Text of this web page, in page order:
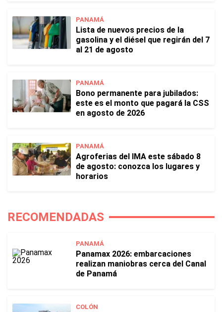
PANAMÁ
Lista de nuevos precios de la
gasolina y el diésel que regirán del 7
al 21 de agosto
PANAMÁ
Bono permanente para jubilados:
este es el monto que pagará la CSS
en agosto de 2026
PANAMÁ
Agroferias del IMA este sábado 8
de agosto: conozca los lugares y
horarios
RECOMENDADAS
PANAMÁ
Panamax 2026: embarcaciones
realizan maniobras cerca del Canal
de Panamá
COLÓN